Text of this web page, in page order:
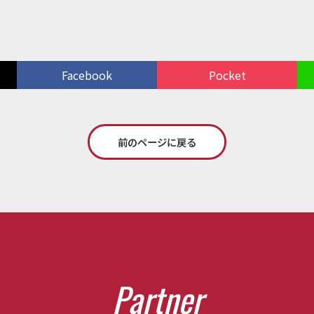
Facebook Pocket
前のページに戻る
Partner